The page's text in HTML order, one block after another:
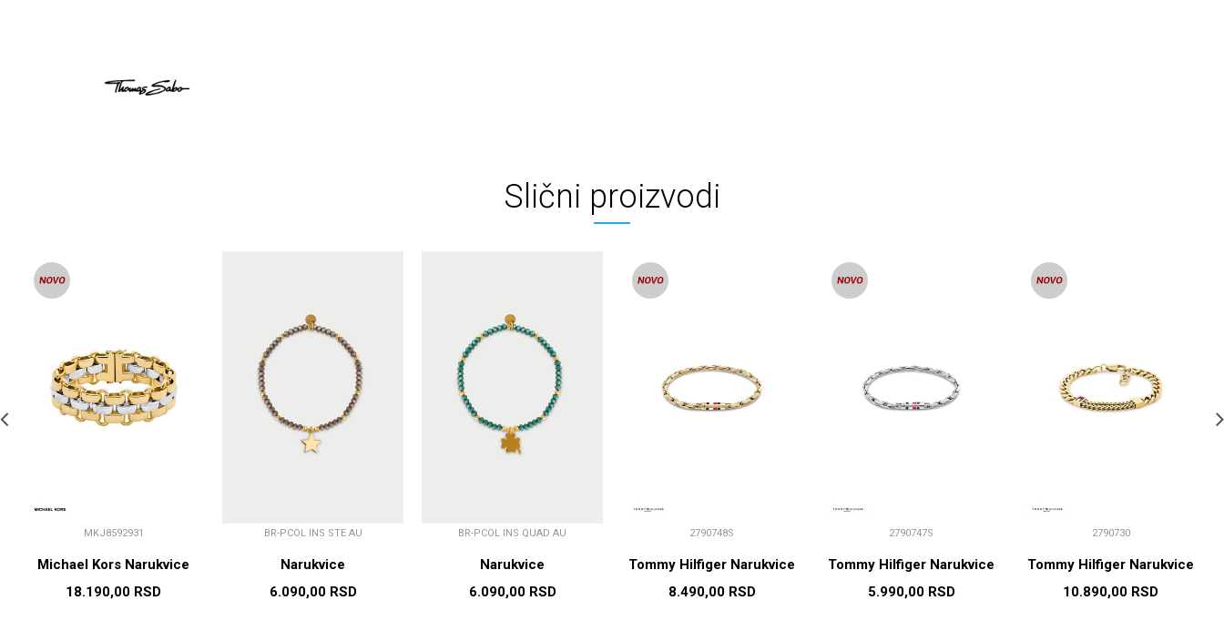
Slični proizvodi
MKJ8592931
Michael Kors Narukvice
18.190,00 RSD
BR-PCOL INS STE AU
Narukvice
6.090,00 RSD
BR-PCOL INS QUAD AU
Narukvice
6.090,00 RSD
2790748S
Tommy Hilfiger Narukvice
8.490,00 RSD
2790747S
Tommy Hilfiger Narukvice
5.990,00 RSD
2790730
Tommy Hilfiger Narukvice
10.890,00 RSD